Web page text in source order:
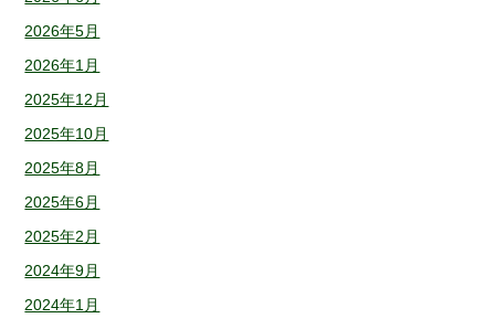
2026年5月
2026年1月
2025年12月
2025年10月
2025年8月
2025年6月
2025年2月
2024年9月
2024年1月